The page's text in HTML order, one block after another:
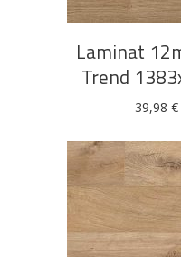
Laminat
Trend
39,98 €